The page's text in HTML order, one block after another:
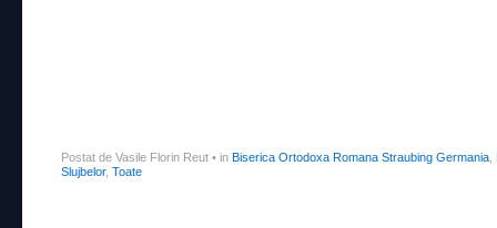
Postat de Vasile Florin Reut • in Biserica Ortodoxa Romana Straubing Germania
Slujbelor, Toate